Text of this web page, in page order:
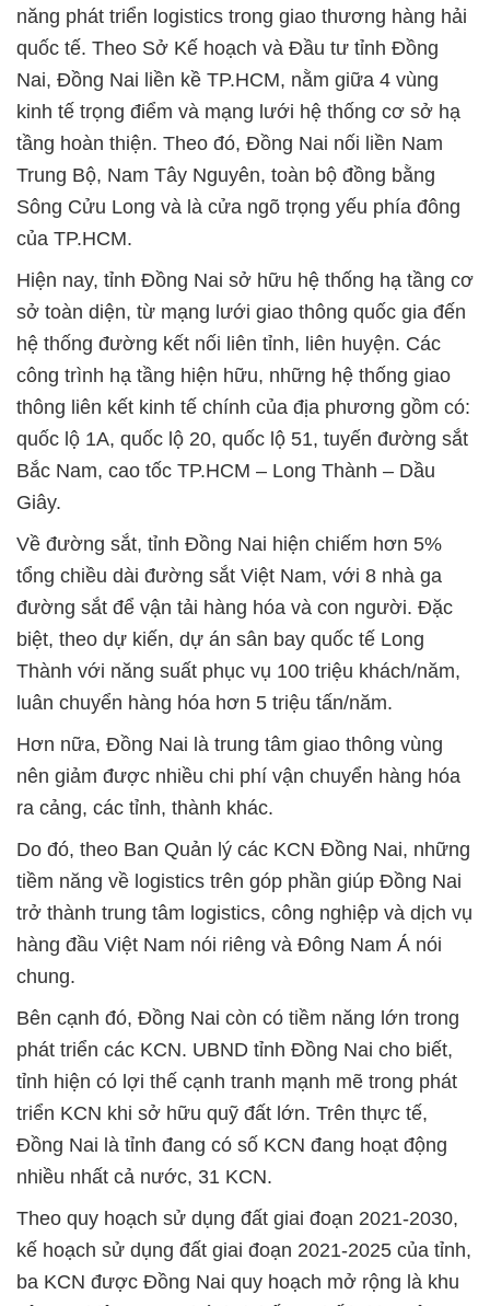
năng phát triển logistics trong giao thương hàng hải
quốc tế. Theo Sở Kế hoạch và Đầu tư tỉnh Đồng
Nai, Đồng Nai liền kề TP.HCM, nằm giữa 4 vùng
kinh tế trọng điểm và mạng lưới hệ thống cơ sở hạ
tầng hoàn thiện. Theo đó, Đồng Nai nối liền Nam
Trung Bộ, Nam Tây Nguyên, toàn bộ đồng bằng
Sông Cửu Long và là cửa ngõ trọng yếu phía đông
của TP.HCM.
Hiện nay, tỉnh Đồng Nai sở hữu hệ thống hạ tầng cơ
sở toàn diện, từ mạng lưới giao thông quốc gia đến
hệ thống đường kết nối liên tỉnh, liên huyện. Các
công trình hạ tầng hiện hữu, những hệ thống giao
thông liên kết kinh tế chính của địa phương gồm có:
quốc lộ 1A, quốc lộ 20, quốc lộ 51, tuyến đường sắt
Bắc Nam, cao tốc TP.HCM – Long Thành – Dầu
Giây.
Về đường sắt, tỉnh Đồng Nai hiện chiếm hơn 5%
tổng chiều dài đường sắt Việt Nam, với 8 nhà ga
đường sắt để vận tải hàng hóa và con người. Đặc
biệt, theo dự kiến, dự án sân bay quốc tế Long
Thành với năng suất phục vụ 100 triệu khách/năm,
luân chuyển hàng hóa hơn 5 triệu tấn/năm.
Hơn nữa, Đồng Nai là trung tâm giao thông vùng
nên giảm được nhiều chi phí vận chuyển hàng hóa
ra cảng, các tỉnh, thành khác.
Do đó, theo Ban Quản lý các KCN Đồng Nai, những
tiềm năng về logistics trên góp phần giúp Đồng Nai
trở thành trung tâm logistics, công nghiệp và dịch vụ
hàng đầu Việt Nam nói riêng và Đông Nam Á nói
chung.
Bên cạnh đó, Đồng Nai còn có tiềm năng lớn trong
phát triển các KCN. UBND tỉnh Đồng Nai cho biết,
tỉnh hiện có lợi thế cạnh tranh mạnh mẽ trong phát
triển KCN khi sở hữu quỹ đất lớn. Trên thực tế,
Đồng Nai là tỉnh đang có số KCN đang hoạt động
nhiều nhất cả nước, 31 KCN.
Theo quy hoạch sử dụng đất giai đoạn 2021-2030,
kế hoạch sử dụng đất giai đoạn 2021-2025 của tỉnh,
ba KCN được Đồng Nai quy hoạch mở rộng là khu